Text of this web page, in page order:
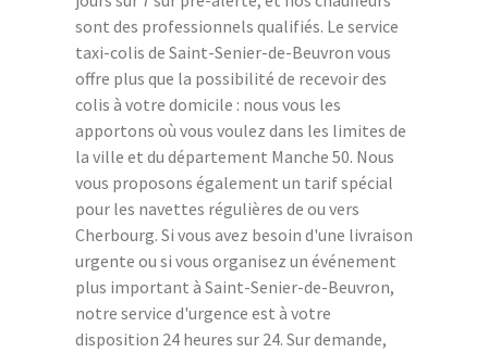
sont des professionnels qualifiés. Le service
taxi-colis de Saint-Senier-de-Beuvron vous
offre plus que la possibilité de recevoir des
colis à votre domicile : nous vous les
apportons où vous voulez dans les limites de
la ville et du département Manche 50. Nous
vous proposons également un tarif spécial
pour les navettes régulières de ou vers
Cherbourg. Si vous avez besoin d'une livraison
urgente ou si vous organisez un événement
plus important à Saint-Senier-de-Beuvron,
notre service d'urgence est à votre
disposition 24 heures sur 24. Sur demande,